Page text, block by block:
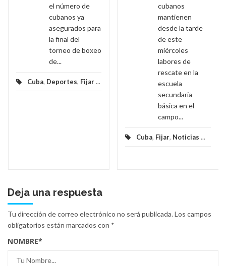
el número de
cubanos ya
asegurados para
la final del
torneo de boxeo
de...
Cuba, Deportes, Fijar ...
cubanos
mantienen
desde la tarde
de este
miércoles
labores de
rescate en la
escuela
secundaria
básica en el
campo...
Cuba, Fijar, Noticias ...
Deja una respuesta
Tu dirección de correo electrónico no será publicada.Los campos
obligatorios están marcados con *
NOMBRE*